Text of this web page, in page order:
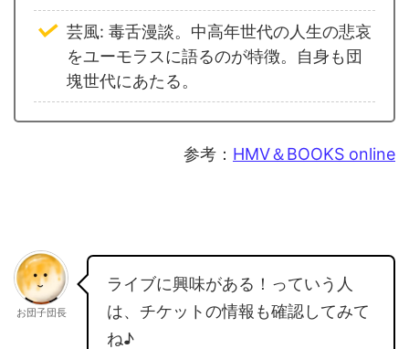
芸風: 毒舌漫談。中高年世代の人生の悲哀
をユーモラスに語るのが特徴。自身も団
塊世代にあたる。
参考： HMV＆BOOKS online
お団子団長
ライブに興味がある！っていう人
は、チケットの情報も確認してみて
ね♪